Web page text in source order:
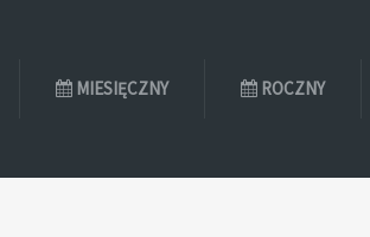
MIESIĘCZNY ROCZNY